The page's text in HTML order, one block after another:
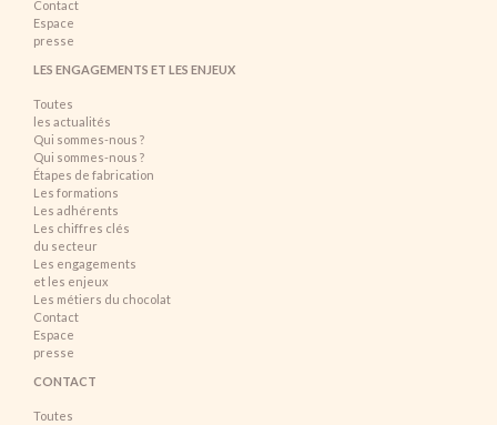
Contact
Espace
presse
LES ENGAGEMENTS ET LES ENJEUX
Toutes
les actualités
Qui sommes-nous ?
Qui sommes-nous ?
Étapes de fabrication
Les formations
Les adhérents
Les chiffres clés
du secteur
Les engagements
et les enjeux
Les métiers du chocolat
Contact
Espace
presse
CONTACT
Toutes